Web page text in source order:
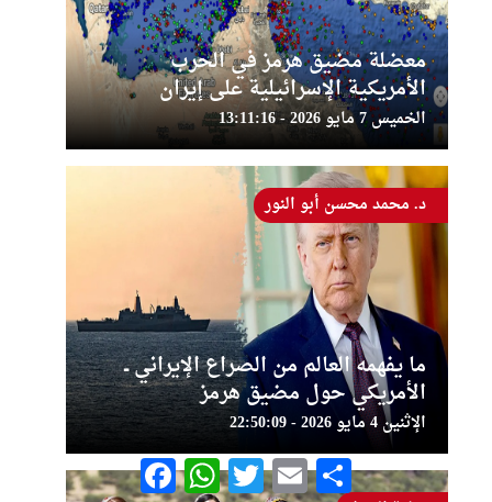
معضلة مضيق هرمز في الحرب
الأمريكية الإسرائيلية على إيران
الخميس 7 مايو 2026 - 13:11:16
ما يفهمه العالم من الصراع الإيراني ــ
الأمريكي حول مضيق هرمز
الإثنين 4 مايو 2026 - 22:50:09
د. محمد محسن أبو النور
FacebookWhatsAppTwitter Email Share